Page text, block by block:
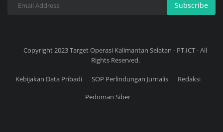
Subscribe
Copyright 2023 Target Operasi Kalimantan Selatan - PT.ICT - All
Rights Reserved.
Kebijakan Data Pribadi SOP Perlindungan Jurnalis
Redaksi
Pedoman Siber